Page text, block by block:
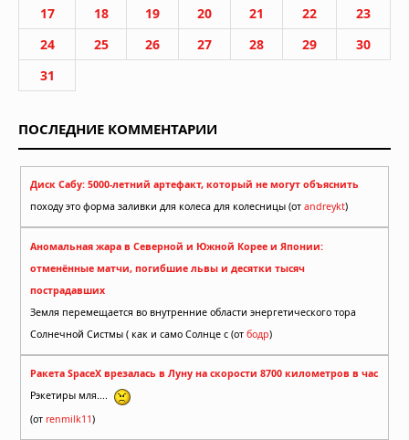
17
18 19 20 21 22
23
24
25 26 27 28 29
30
31
ПОСЛЕДНИЕ КОММЕНТАРИИ
Диск Сабу: 5000-летний артефакт, который не могут объяснить
походу это форма заливки для колеса для колесницы (от andreykt)
Аномальная жара в Северной и Южной Корее и Японии:
отменённые матчи, погибшие львы и десятки тысяч
пострадавших
Земля перемещается во внутренние области энергетического тора
Солнечной Систмы ( как и само Солнце с (от бодр)
Ракета SpaceX врезалась в Луну на скорости 8700 километров в час
Рэкетиры мля....
(от renmilk11)